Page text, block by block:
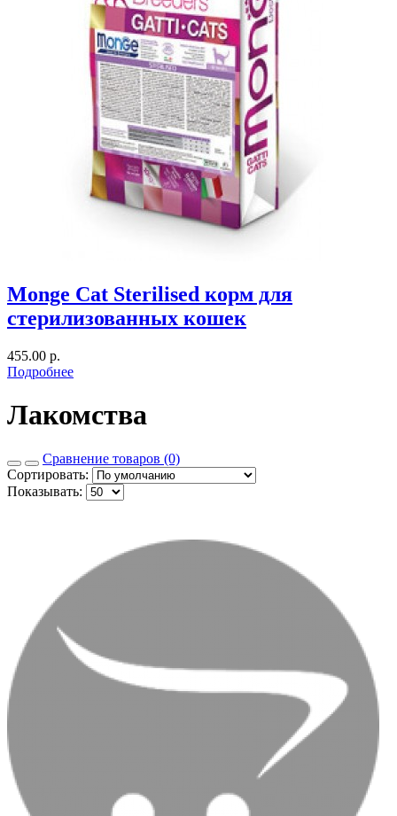
Monge Cat Sterilised корм для
стерилизованных кошек
455.00 р.
Подробнее
Лакомства
Сравнение товаров (0)
Сортировать:
Показывать: